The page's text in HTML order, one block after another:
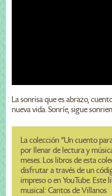
La sonrisa que es abrazo,
nueva vida. Sonríe, sigue
La colección "Un cuento
por llenar de lectura y
meses. Los libros de esta
disfrutar a través de un
impreso o en YouTube.
musical: Cantos de Villanos